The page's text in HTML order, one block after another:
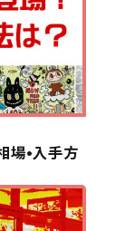
場•入手方